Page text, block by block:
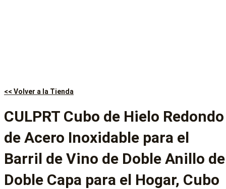
<< Volver a la Tienda
CULPRT Cubo de Hielo Redondo
de Acero Inoxidable para el
Barril de Vino de Doble Anillo de
Doble Capa para el Hogar, Cubo